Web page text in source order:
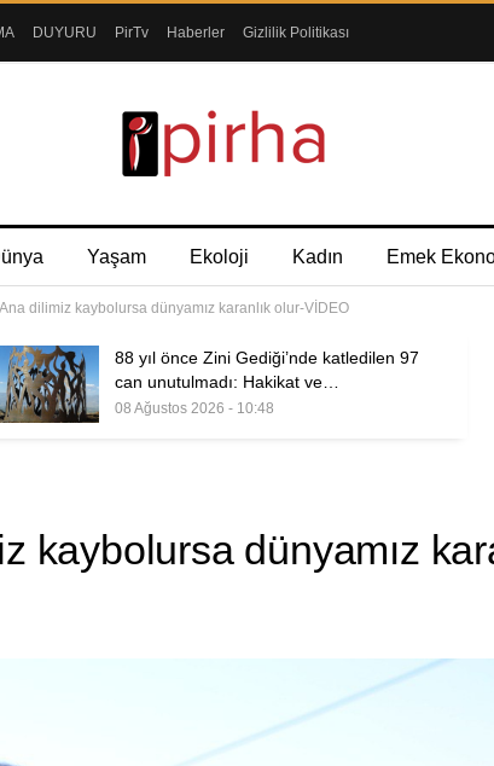
DUYURU PirTv Haberler Gizlilik Politikası
Yaşam Ekoloji Kadın Emek
dilimiz kaybolursa dünyamız karanlık olur-VİDEO
88 yıl önce Zini Gediği’nde katledilen 97
can unutulmadı: Hakikat ve…
08 Ağustos 2026 - 10:48
kaybolursa dünyamız